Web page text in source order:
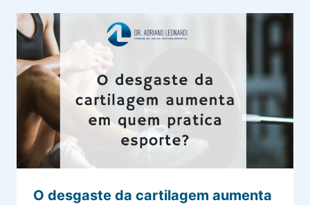
O desgaste da cartilagem aumenta